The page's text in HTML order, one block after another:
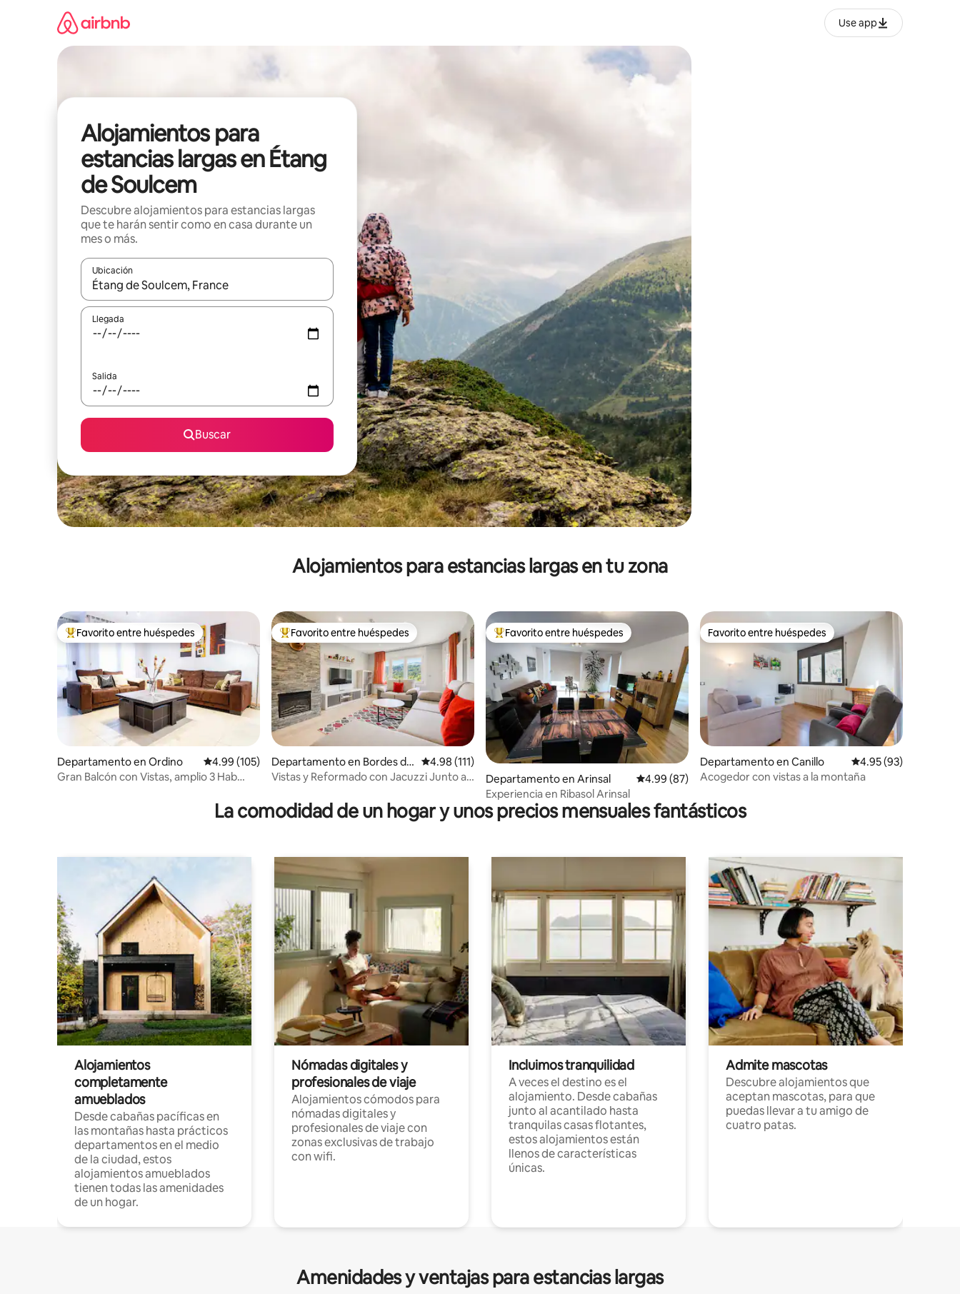
Use app
Alojamientos para
estancias largas en Étang
de Soulcem
Descubre alojamientos para estancias largas
que te harán sentir como en casa durante un
mes o más.
Ubicación
Cuando los resultados estén disponibles, podrás navegar usando las teclas de las flechas hacia arriba y hacia abajo, o bien tocando y deslizando la pantalla.
Llegada
Salida
Buscar
Alojamientos para estancias largas en tu zona
De los mejores en Favorito entre huéspedes
Favorito entre huéspedes
Departamento en Ordino Calificación promedio: 4.99 de 5; 105 evaluaciones
4.99 (105)
Gran Balcón con Vistas, amplio 3 Hab
De los mejores en Favorito entre huéspedes
Favorito entre huéspedes
Departamento en Bordes de
Envalira
Calificación promedio: 4.98 de 5; 111 evaluaciones
4.98 (111)
Vistas y Reformado con Jacuzzi Junto a
De los mejores en Favorito entre huéspedes
Favorito entre huéspedes
Departamento en Arinsal Calificación promedio: 4.99 de 5; 87 evaluaciones
4.99 (87)
Experiencia en Ribasol Arinsal
Favorito entre huéspedes
Favorito entre huéspedes
Departamento en Canillo Calificación
4.95 (93)
Acogedor con vistas a la montaña
La comodidad de un hogar y unos precios mensuales fantásticos
Alojamientos
completamente
amueblados
Desde cabañas pacíficas en
las montañas hasta prácticos
departamentos en el medio
de la ciudad, estos
alojamientos amueblados
tienen todas las amenidades
de un hogar.
Nómadas digitales y
profesionales de viaje
Alojamientos cómodos para
nómadas digitales y
profesionales de viaje con
zonas exclusivas de trabajo
con wifi.
Incluimos tranquilidad
A veces el destino es el
alojamiento. Desde cabañas
junto al acantilado hasta
tranquilas casas flotantes,
estos alojamientos están
llenos de características
únicas.
Admite mascotas
Descubre alojamientos que
aceptan mascotas, para que
puedas llevar a tu amigo de
cuatro patas.
Amenidades y ventajas para estancias largas